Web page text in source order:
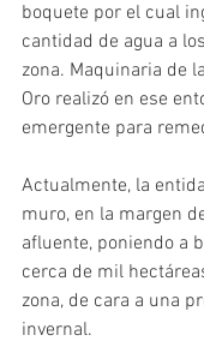
boquete por el cual
cantidad de agua a
zona. Maquinaria de
Oro realizó en ese
emergente para
Actualmente, la
muro, en la margen
afluente, poniendo a
cerca de mil
zona, de cara a una
invernal.